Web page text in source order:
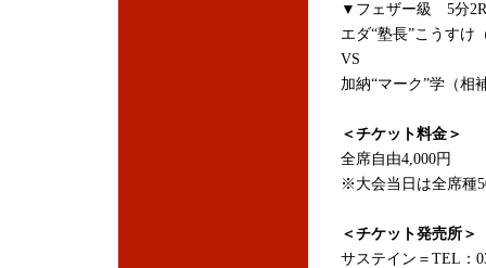
▼フェザー級 5分2R
エダ“塾長”こうすけ
VS
加納“マーク”学（相
＜チケット料金＞
全席自由4,000円
※大会当日は全席種
＜チケット発売所＞
サステイン＝TEL：